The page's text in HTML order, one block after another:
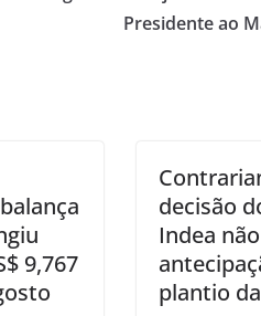
Presidente ao
9,767
decisão
Indea
plantio